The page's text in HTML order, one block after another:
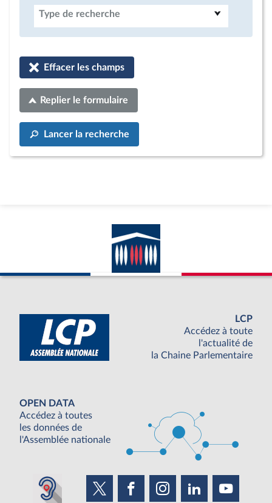
Type de recherche
Effacer les champs
Replier le formulaire
Lancer la recherche
LCP
Accédez à toute
l'actualité de
la Chaine Parlementaire
OPEN DATA
Accédez à toutes
les données de
l'Assemblée nationale